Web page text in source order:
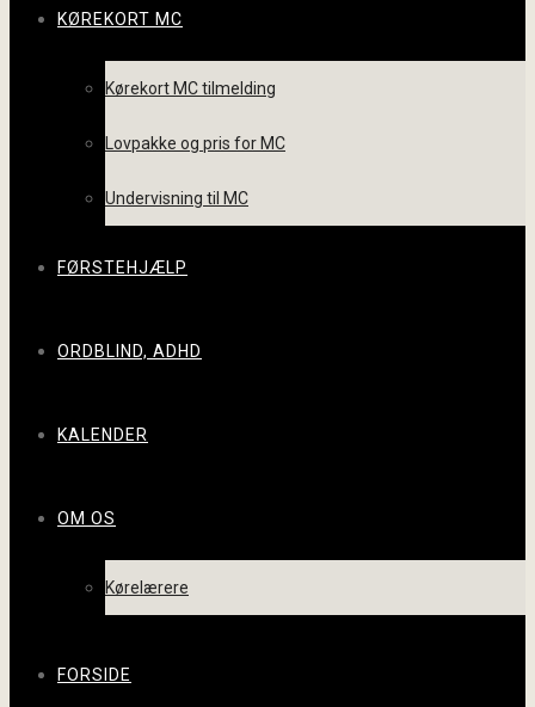
KØREKORT MC
Kørekort MC tilmelding
Lovpakke og pris for MC
Undervisning til MC
FØRSTEHJÆLP
ORDBLIND, ADHD
KALENDER
OM OS
Kørelærere
FORSIDE